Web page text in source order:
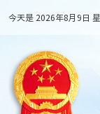
今天是 2026年8月9日